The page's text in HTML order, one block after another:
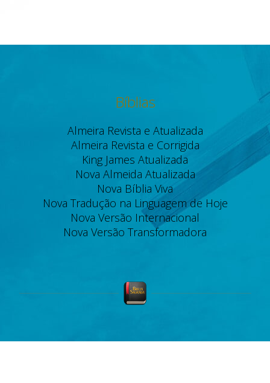
Bíblias
Almeira Revista e Atualizada
Almeira Revista e Corrigida
King James Atualizada
Nova Almeida Atualizada
Nova Bíblia Viva
Nova Tradução na Linguagem de Hoje
Nova Versão Internacional
Nova Versão Transformadora